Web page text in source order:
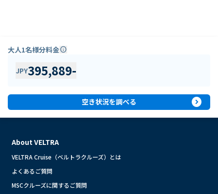
大人1名様分料金info
JPY395,889-
空き状況を調べる expand_circle_right
About VELTRA
VELTRA Cruise（ベルトラクルーズ）とは
よくあるご質問
MSCクルーズに関するご質問